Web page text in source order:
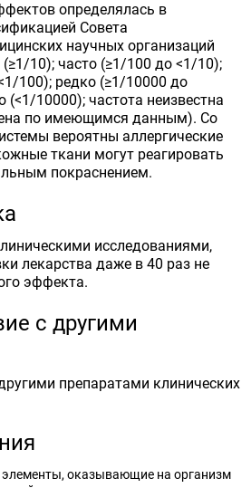
определялась в
Совета
научных организаций
(≥1/10); часто (≥1/100 до <1/10);
100); редко (≥1/10000 до
(<1/10000); частота неизвестна
по имеющимся данным). Со
вероятны аллергические
ткани могут реагировать
покраснением.
исследованиями,
лекарства даже в 40 раз не
эффекта.
с другими
препаратами клинических
элементы, оказывающие на организм